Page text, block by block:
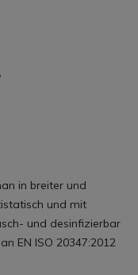
in breiter und
und mit
und desinfizierbar
EN ISO 20347:2012